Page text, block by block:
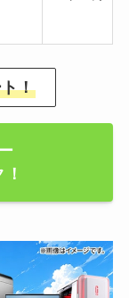
！